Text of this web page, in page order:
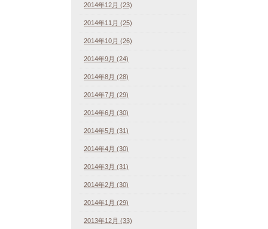
2014年12月 (23)
2014年11月 (25)
2014年10月 (26)
2014年9月 (24)
2014年8月 (28)
2014年7月 (29)
2014年6月 (30)
2014年5月 (31)
2014年4月 (30)
2014年3月 (31)
2014年2月 (30)
2014年1月 (29)
2013年12月 (33)